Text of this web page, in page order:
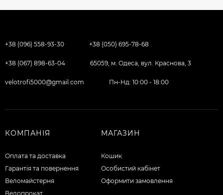
+38 (096) 558-93-30 +38 (050) 695-78-68
+38 (067) 898-63-04 65059, м. Одеса, вул. Краснова, 3
velotrofi5000@gmail.com Пн-Нд: 10:00 - 18:00
КОМПАНІЯ
Оплата та доставка
Гарантія та повернення
Веломайстерня
Велопрокат
МАГАЗИН
Кошик
Особистий кабінет
Оформити замовлення